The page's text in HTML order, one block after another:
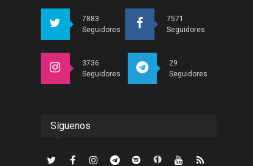
7883
Seguidores
7571
Seguidores
3736
Seguidores
29
Seguidores
Síguenos